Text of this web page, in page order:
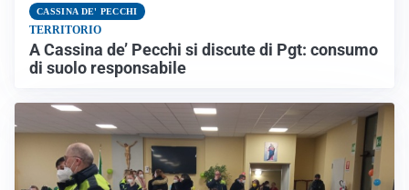
CASSINA DE' PECCHI
TERRITORIO
A Cassina de’ Pecchi si discute di Pgt: consumo
di suolo responsabile